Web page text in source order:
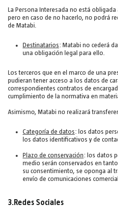
La Persona Interesada no está
pero en caso de no hacerlo, no podrá
de Matabi.
Destinatarios: Matabi no cederá
una obligación legal para ello.
Los terceros que en el marco de una
pudieran tener acceso a los datos de
correspondientes contratos de
cumplimiento de la normativa en
Asimismo, Matabi no realizará
Categoría de datos: los datos
los datos identificativos y de
Plazo de conservación: los datos
medio serán conservados en
su consentimiento, se oponga al
envío de comunicaciones
3.Redes Sociales